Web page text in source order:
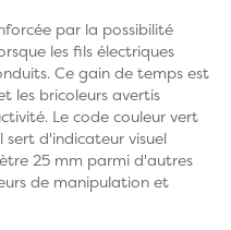
par la possibilité
les fils électriques
Ce gain de temps est
les bricoleurs avertis
Le code couleur vert
sert d'indicateur visuel
25 mm parmi d'autres
de manipulation et